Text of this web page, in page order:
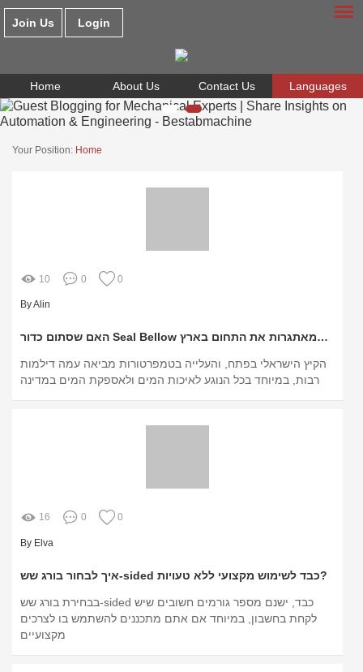
Join Us Login
Home About Us Contact Us Languages
Your Position: Home
10 0 0
By Alin
האם שסתום כדור Seal Bellow הוא פתרון בטוח לקראת הקיץ? דילמות ציבוריות וטכנולוגיות המאתגרות את התחום בארץ
הקיץ הישראלי בפתח, והעלייה בטמפרטורות מביאה עמה דילמות
רבות, במיוחד בכל הנוגע לאיכות המים ולאספקת המים במדינה
16 0 0
By Elva
איך לבחור בורג שש-sided כבד לשימוש מקצועי ללא טעויות?
בבחירת בורג שש-sided כבד, ישנם מספר גורמים חשובים שיש
לקחת בחשבון, במיוחד אם אתם מתכננים להשתמש בו לצרכים
מקצועיים